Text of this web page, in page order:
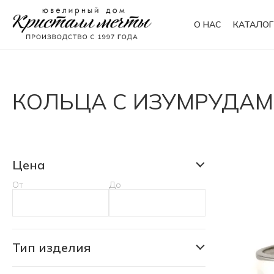
О НАС КАТАЛОГ
КОЛЬЦА С
Цена
От До
Тип изделия